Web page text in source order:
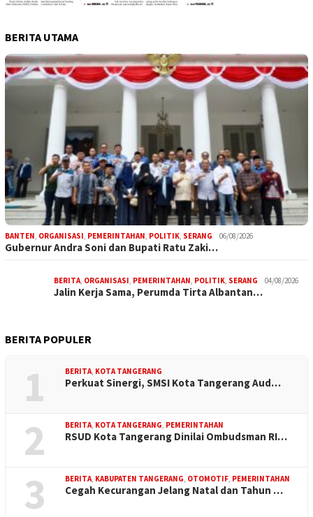
BERITA UTAMA
BANTEN, ORGANISASI, PEMERINTAHAN, POLITIK, SERANG 06/08/2026
Gubernur Andra Soni dan Bupati Ratu Zaki…
BERITA, ORGANISASI, PEMERINTAHAN, POLITIK, SERANG 04/08/2026
Jalin Kerja Sama, Perumda Tirta Albantan…
BERITA POPULER
1 BERITA, KOTA TANGERANG
Perkuat Sinergi, SMSI Kota Tangerang Aud…
2 BERITA, KOTA TANGERANG, PEMERINTAHAN
RSUD Kota Tangerang Dinilai Ombudsman RI…
3 BERITA, KABUPATEN TANGERANG, OTOMOTIF, PEMERINTAHAN
Cegah Kecurangan Jelang Natal dan Tahun …